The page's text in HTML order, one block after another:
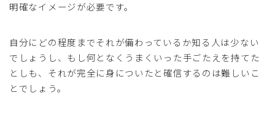
明確なイメージが必要です。
自分にどの程度までそれが備わっているか知る人は少ない
でしょうし、もし何となくうまくいった手ごたえを持てた
としも、それが完全に身についたと確信するのは難しいこ
とでしょう。